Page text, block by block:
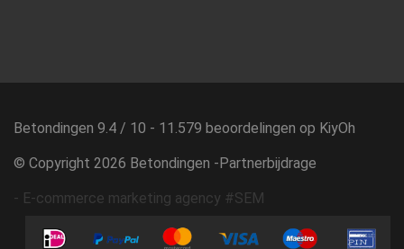
Betondingen 9.4 / 10 - 11.579 beoordelingen op KiyOh
© Copyright 2026 Betondingen - Partnerbijdrage
- E-commerce marketing agency #SEM